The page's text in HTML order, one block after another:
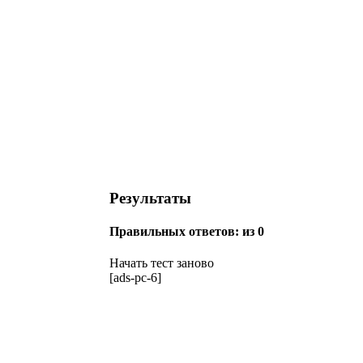
Результаты
Правильных ответов: из 0
Начать тест заново
[ads-pc-6]